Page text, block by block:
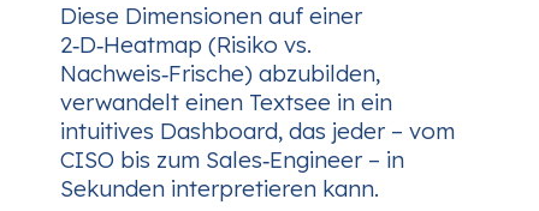
Diese Dimensionen auf einer
2‑D‑Heatmap (Risiko vs.
Nachweis‑Frische) abzubilden,
verwandelt einen Textsee in ein
intuitives Dashboard, das jeder – vom
CISO bis zum Sales‑Engineer – in
Sekunden interpretieren kann.